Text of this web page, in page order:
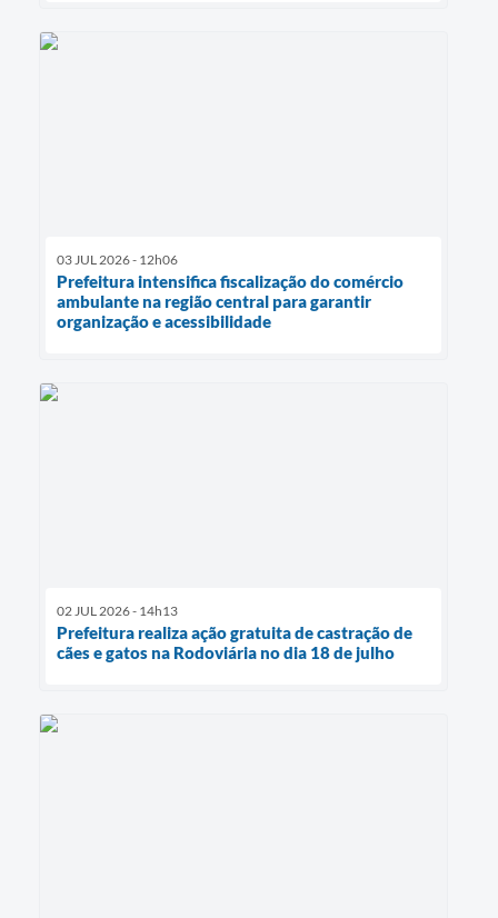
03 JUL 2026 - 12h06
Prefeitura intensifica fiscalização do comércio
ambulante na região central para garantir
organização e acessibilidade
02 JUL 2026 - 14h13
Prefeitura realiza ação gratuita de castração de
cães e gatos na Rodoviária no dia 18 de julho